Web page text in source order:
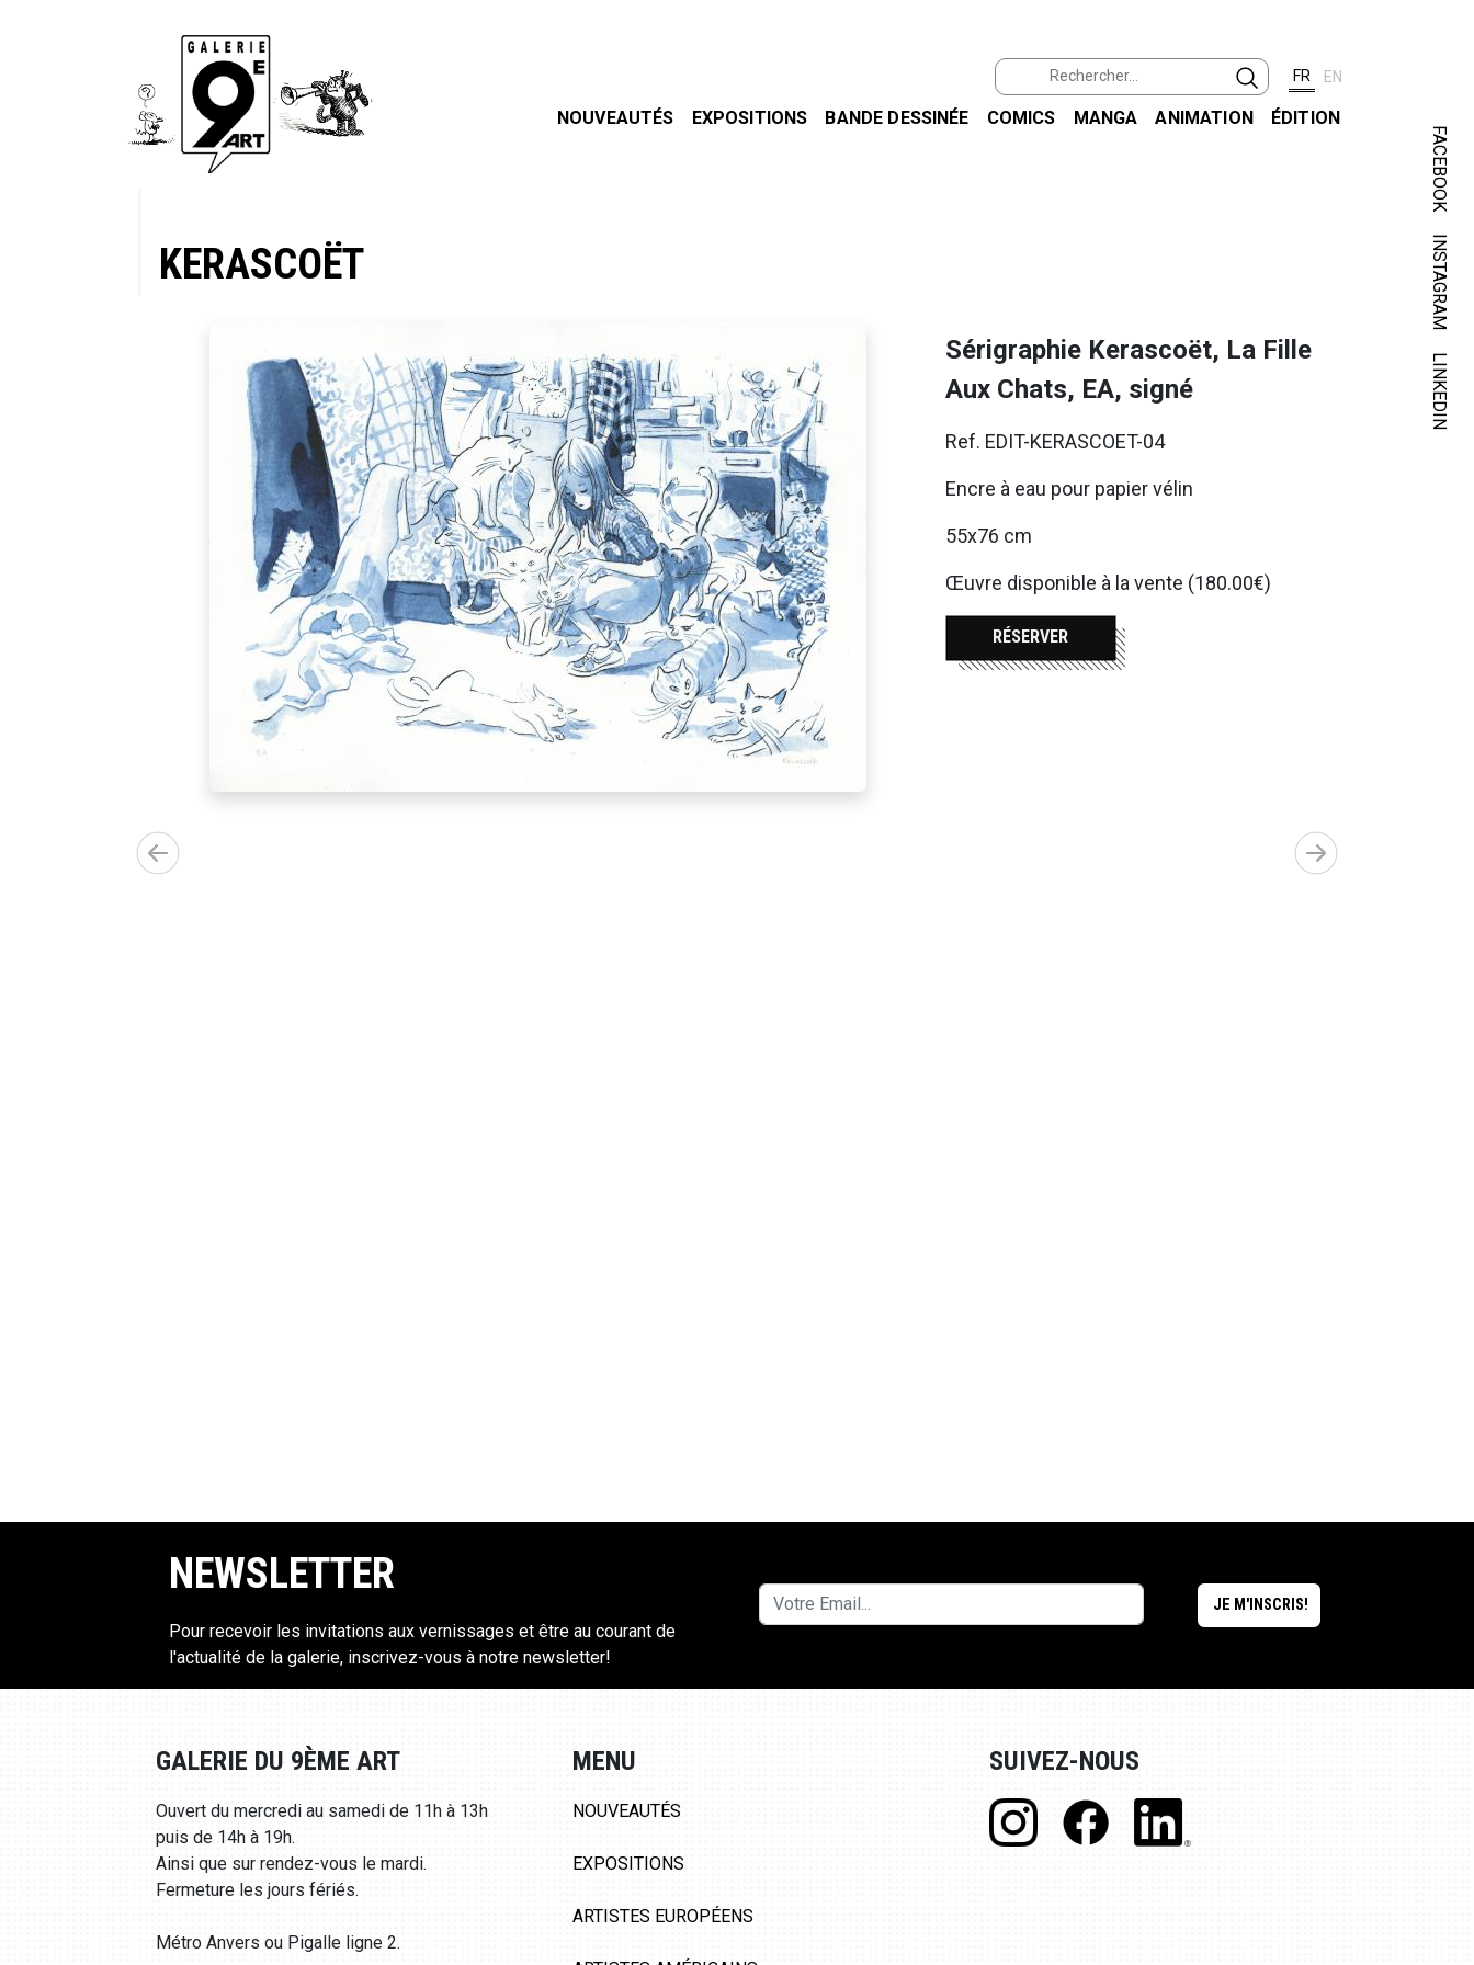
FR EN
NOUVEAUTÉS EXPOSITIONS BANDE DESSINÉE COMICS MANGA ANIMATION ÉDITION
FACEBOOK
INSTAGRAM
LINKEDIN
KERASCOËT
Sérigraphie Kerascoët, La Fille
Aux Chats, EA, signé
Ref. EDIT-KERASCOET-04
Encre à eau pour papier vélin
55x76 cm
Œuvre disponible à la vente (180.00€)
RÉSERVER
NEWSLETTER
Pour recevoir les invitations aux vernissages et être au courant de
l'actualité de la galerie, inscrivez-vous à notre newsletter!
GALERIE DU 9ÈME ART
Ouvert du mercredi au samedi de 11h à 13h
puis de 14h à 19h.
Ainsi que sur rendez-vous le mardi.
Fermeture les jours fériés.
Métro Anvers ou Pigalle ligne 2.
MENU
NOUVEAUTÉS
EXPOSITIONS
ARTISTES EUROPÉENS
SUIVEZ-NOUS